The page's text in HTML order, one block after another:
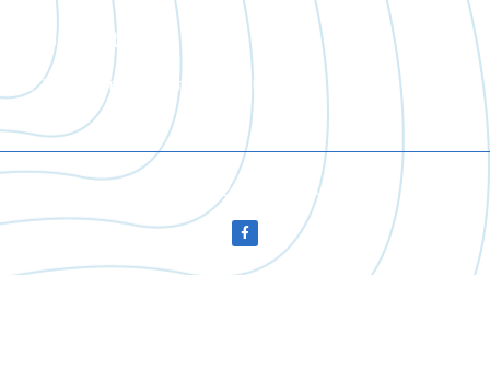
Kapcsolat
krisztian@esomester.hu
Copyright © 2023 Szili Krisztián